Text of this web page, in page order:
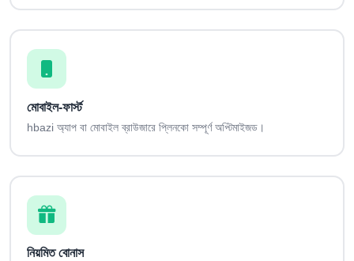
মোবাইল-ফার্স্ট
hbazi অ্যাপ বা মোবাইল ব্রাউজারে প্লিনকো সম্পূর্ণ অপ্টিমাইজড।
নিয়মিত বোনাস